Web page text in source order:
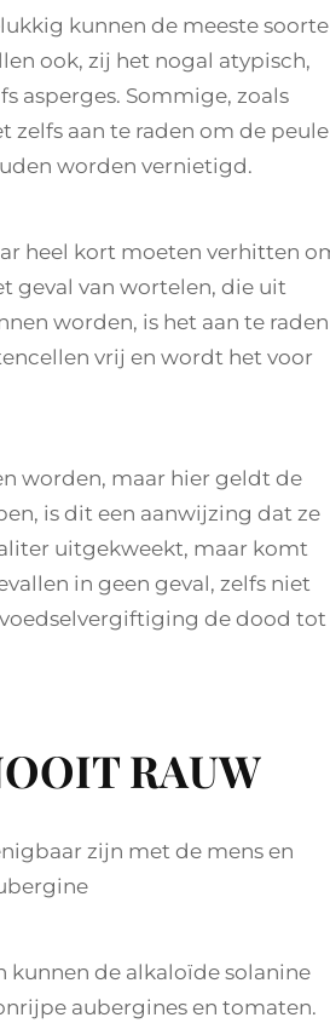
kunnen de meeste
ook, zij het nogal atypisch,
asperges. Sommige, zoals
zelfs aan te raden om de
worden vernietigd.
heel kort moeten verhitten
geval van wortelen, die uit
worden, is het aan te raden
vrij en wordt het voor
worden, maar hier geldt de
is dit een aanwijzing dat ze
uitgekweekt, maar komt
in geen geval, zelfs niet
de dood tot
RAUW
zijn met de mens en
de alkaloïde solanine
aubergines en tomaten.